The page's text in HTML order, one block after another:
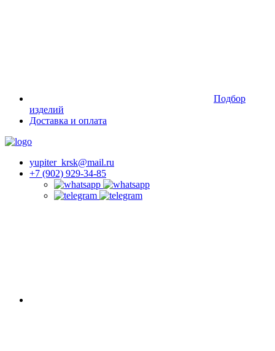
Подбор
изделий
Доставка и оплата
yupiter_krsk@mail.ru
+7 (902) 929-34-85